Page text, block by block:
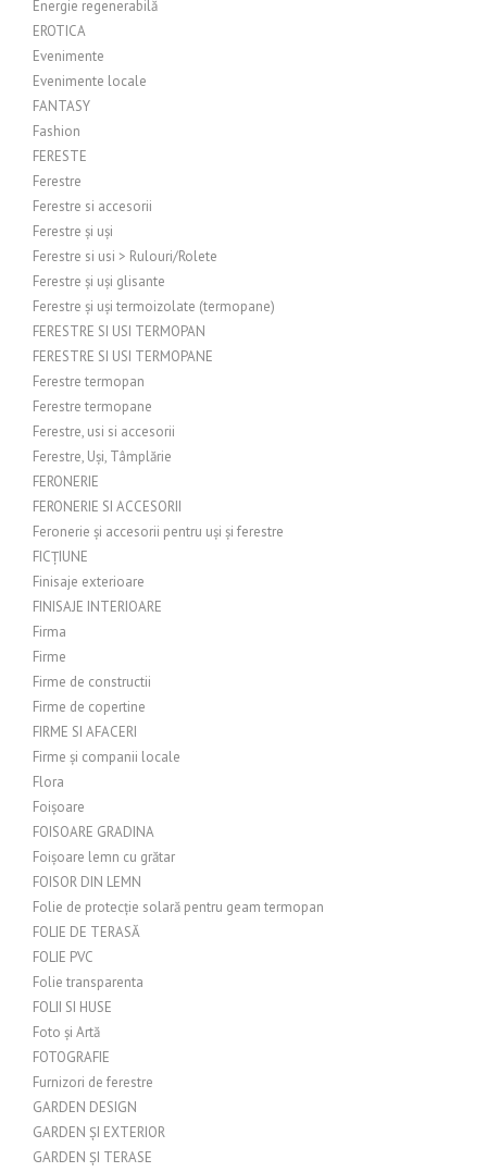
Energie regenerabilă
EROTICA
Evenimente
Evenimente locale
FANTASY
Fashion
FERESTE
Ferestre
Ferestre si accesorii
Ferestre și uși
Ferestre si usi > Rulouri/Rolete
Ferestre și uși glisante
Ferestre și uși termoizolate (termopane)
FERESTRE SI USI TERMOPAN
FERESTRE SI USI TERMOPANE
Ferestre termopan
Ferestre termopane
Ferestre, usi si accesorii
Ferestre, Uși, Tâmplărie
FERONERIE
FERONERIE SI ACCESORII
Feronerie și accesorii pentru uși și ferestre
FICȚIUNE
Finisaje exterioare
FINISAJE INTERIOARE
Firma
Firme
Firme de constructii
Firme de copertine
FIRME SI AFACERI
Firme și companii locale
Flora
Foișoare
FOISOARE GRADINA
Foișoare lemn cu grătar
FOISOR DIN LEMN
Folie de protecție solară pentru geam termopan
FOLIE DE TERASĂ
FOLIE PVC
Folie transparenta
FOLII SI HUSE
Foto și Artă
FOTOGRAFIE
Furnizori de ferestre
GARDEN DESIGN
GARDEN ȘI EXTERIOR
GARDEN ȘI TERASE